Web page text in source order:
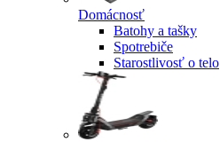
Domácnosť
Batohy a tašky
Spotrebiče
Starostlivosť o telo